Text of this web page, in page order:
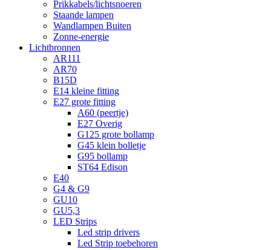
Prikkabels/lichtsnoeren
Staande lampen
Wandlampen Buiten
Zonne-energie
Lichtbronnen
AR111
AR70
B15D
E14 kleine fitting
E27 grote fitting
A60 (peertje)
E27 Overig
G125 grote bollamp
G45 klein bolletje
G95 bollamp
ST64 Edison
E40
G4 & G9
GU10
GU5,3
LED Strips
Led strip drivers
Led Strip toebehoren